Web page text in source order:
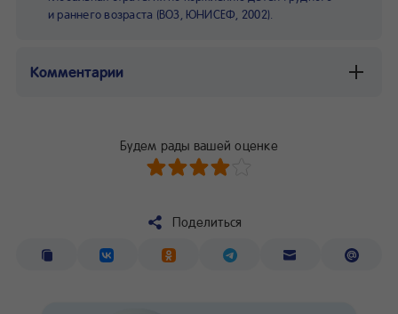
и раннего возраста (ВОЗ, ЮНИСЕФ, 2002).
Комментарии
Будем рады вашей оценке
Поделиться